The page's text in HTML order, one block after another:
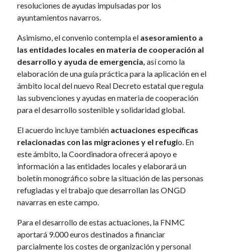
resoluciones de ayudas impulsadas por los
ayuntamientos navarros.
Asimismo, el convenio contempla el asesoramiento a
las entidades locales en materia de cooperación al
desarrollo y ayuda de emergencia, así como la
elaboración de una guía práctica para la aplicación en el
ámbito local del nuevo Real Decreto estatal que regula
las subvenciones y ayudas en materia de cooperación
para el desarrollo sostenible y solidaridad global.
El acuerdo incluye también actuaciones específicas
relacionadas con las migraciones y el refugio. En
este ámbito, la Coordinadora ofrecerá apoyo e
información a las entidades locales y elaborará un
boletín monográfico sobre la situación de las personas
refugiadas y el trabajo que desarrollan las ONGD
navarras en este campo.
Para el desarrollo de estas actuaciones, la FNMC
aportará 9.000 euros destinados a financiar
parcialmente los costes de organización y personal